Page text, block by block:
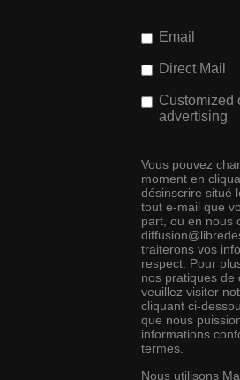
Email
Direct Mail
Customized
advertising
Vous pouvez
moment en
désinscrire situé
tout e-mail que
part, ou en nous
traiterons vos
respect. Pour
nos pratiques de
veuillez visiter
cliquant ci-
que nous
informations
termes.
Nous utilisons